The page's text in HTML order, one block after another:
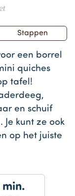
Stappen
een borrel
quiches
tafel!
en schuif
kunt ze ook
op het juiste
min.